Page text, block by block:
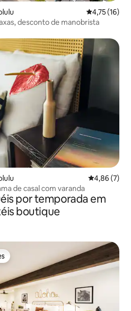
4,75 de uma
4,75 (16)
desconto de manobrista
4,86 de uma
4,86 (7)
de casal com varanda
por temporada em
boutique